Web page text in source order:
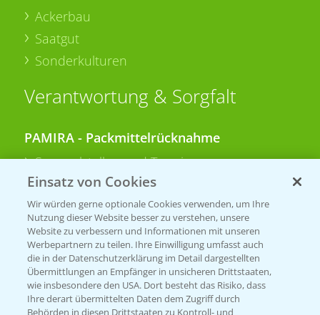
Ackerbau
Saatgut
Sonderkulturen
Verantwortung & Sorgfalt
PAMIRA - Packmittelrücknahme
Sammelstellen und Termine
PRE - Chemikalien sicher entsorgen
Sammelstellen und Termine
Kontakt & Notfall
Einsatz von Cookies
Wir würden gerne optionale Cookies verwenden, um Ihre
Nutzung dieser Website besser zu verstehen, unsere
Website zu verbessern und Informationen mit unseren
Werbepartnern zu teilen. Ihre Einwilligung umfasst auch
die in der Datenschutzerklärung im Detail dargestellten
Übermittlungen an Empfänger in unsicheren Drittstaaten,
wie insbesondere den USA. Dort besteht das Risiko, dass
Ihre derart übermittelten Daten dem Zugriff durch
Behörden in diesen Drittstaaten zu Kontroll- und